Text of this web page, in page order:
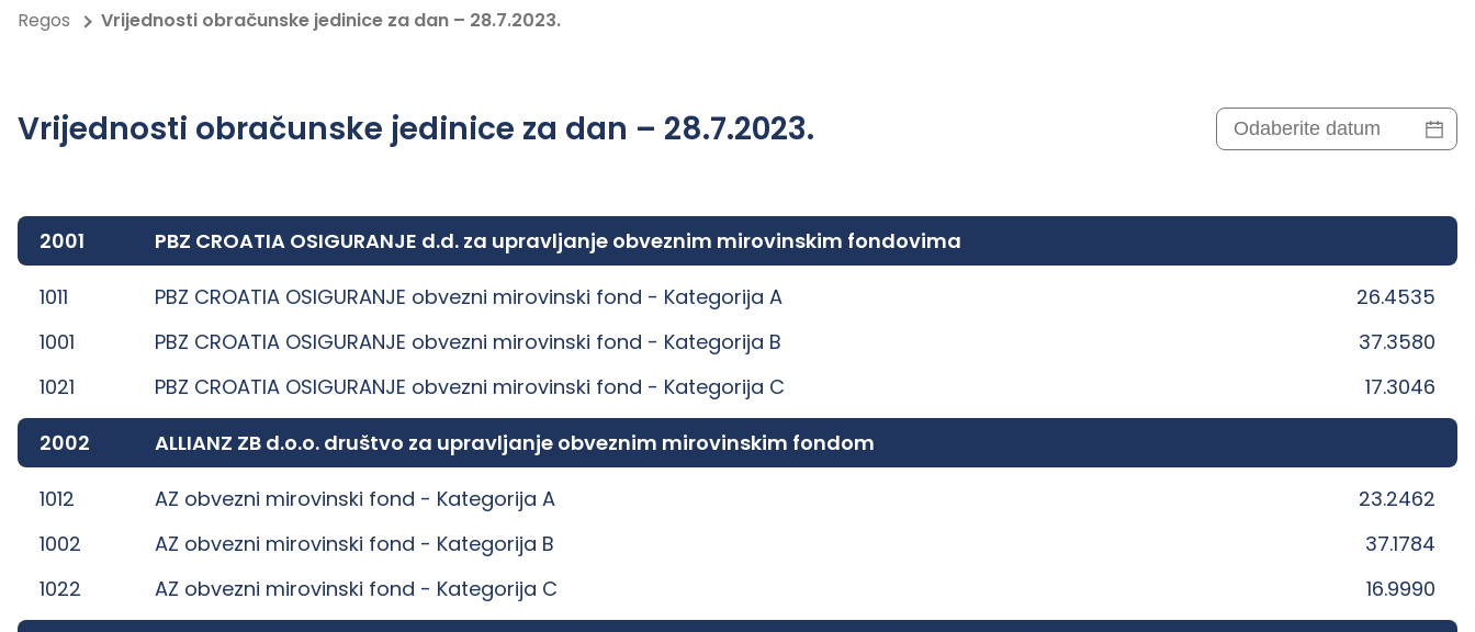
Regos Vrijednosti obračunske jedinice za dan – 28.7.2023.
Vrijednosti obračunske jedinice za dan – 28.7.2023.
2001 PBZ CROATIA OSIGURANJE d.d. za upravljanje obveznim mirovinskim fondovima
1011 PBZ CROATIA OSIGURANJE obvezni mirovinski fond - Kategorija A
26.4535
1001
PBZ CROATIA OSIGURANJE obvezni mirovinski fond - Kategorija B
37.3580
1021
PBZ CROATIA OSIGURANJE obvezni mirovinski fond - Kategorija C 17.3046
2002 ALLIANZ ZB d.o.o. društvo za upravljanje obveznim mirovinskim fondom
1012 AZ obvezni mirovinski fond - Kategorija A
23.2462
1002
AZ obvezni mirovinski fond - Kategorija B
37.1784
1022
AZ obvezni mirovinski fond - Kategorija C 16.9990